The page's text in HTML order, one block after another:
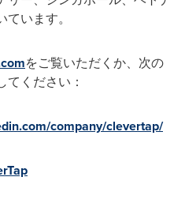
います。
をご覧いただくか、次の
てください：
company/clevertap/